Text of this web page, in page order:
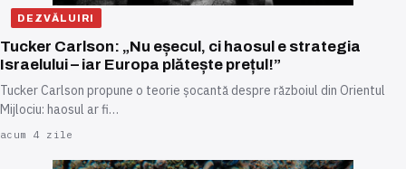
DEZVĂLUIRI
Tucker Carlson: „Nu eșecul, ci haosul e strategia
Israelului – iar Europa plătește prețul!”
Tucker Carlson propune o teorie șocantă despre războiul din Orientul
Mijlociu: haosul ar fi…
acum 4 zile